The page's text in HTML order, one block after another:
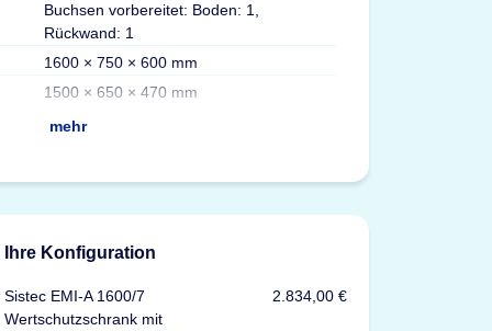
Buchsen vorbereitet: Boden: 1,
Rückwand: 1
1600 × 750 × 600 mm
1500 × 650 × 470 mm
mehr
Ihre Konfiguration
Sistec EMI-A 1600/7
Wertschutzschrank mit
2.834,00 €